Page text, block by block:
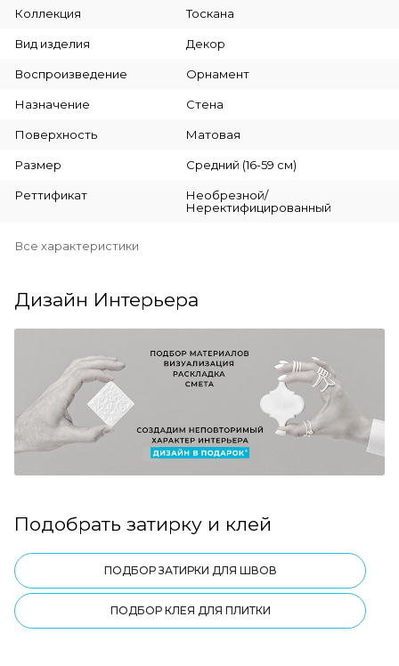
Коллекция Тоскана
Вид изделия Декор
Воспроизведение Орнамент
Назначение Стена
Поверхность Матовая
Размер Средний (16-59 см)
Реттификат
Необрезной/
Неректифицированный
Все характеристики
Дизайн Интерьера
Подобрать затирку и клей
ПОДБОР ЗАТИРКИ ДЛЯ ШВОВ
ПОДБОР КЛЕЯ ДЛЯ ПЛИТКИ